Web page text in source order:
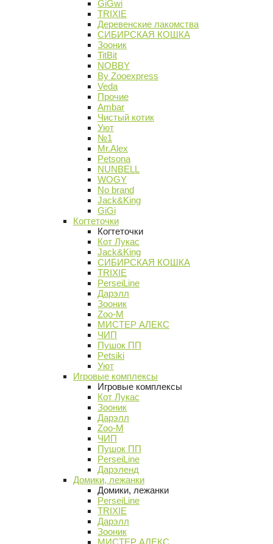
GiGwi
TRIXIE
Деревенские лакомства
СИБИРСКАЯ КОШКА
Зооник
TitBit
NOBBY
By Zooexpress
Veda
Прочие
Ambar
Чистый котик
Уют
№1
Mr.Alex
Petsona
NUNBELL
WOGY
No brand
Jack&King
GiGi
Когтеточки
Когтеточки
Кот Лукас
Jack&King
СИБИРСКАЯ КОШКА
TRIXIE
PerseiLine
Дарэлл
Зооник
Zoo-M
МИСТЕР АЛЕКС
ЧИП
Пушок ПП
Petsiki
Уют
Игровые комплексы
Игровые комплексы
Кот Лукас
Зооник
Дарэлл
Zoo-M
ЧИП
Пушок ПП
PerseiLine
Дарэленд
Домики, лежанки
Домики, лежанки
PerseiLine
TRIXIE
Дарэлл
Зооник
МИСТЕР АЛЕКС